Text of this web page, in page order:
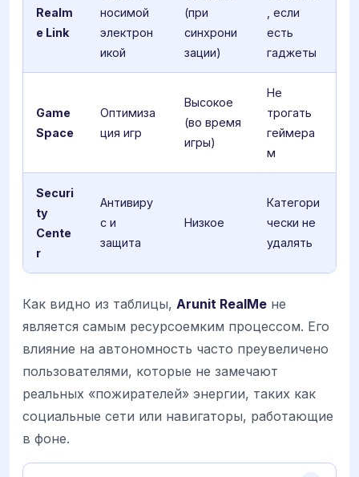
Realm
e Link
носимой
электрон
икой
(при
синхрони
зации)
, если
есть
гаджеты
Game
Space
Оптимиза
ция игр
Высокое
(во время
игры)
Не
трогать
геймера
м
Securi
ty
Cente
r
Антивиру
с и
защита
Низкое
Категори
чески не
удалять
Как видно из таблицы, Arunit RealMe не
является самым ресурсоемким процессом. Его
влияние на автономность часто преувеличено
пользователями, которые не замечают
реальных «пожирателей» энергии, таких как
социальные сети или навигаторы, работающие
в фоне.